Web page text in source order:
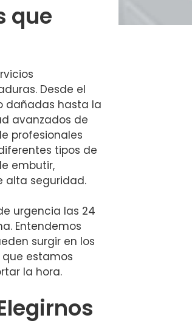
que
Desde el
dañadas hasta la
avanzados de
profesionales
tipos de
embutir,
alta seguridad.
urgencia las 24
Entendemos
surgir en los
estamos
la hora.